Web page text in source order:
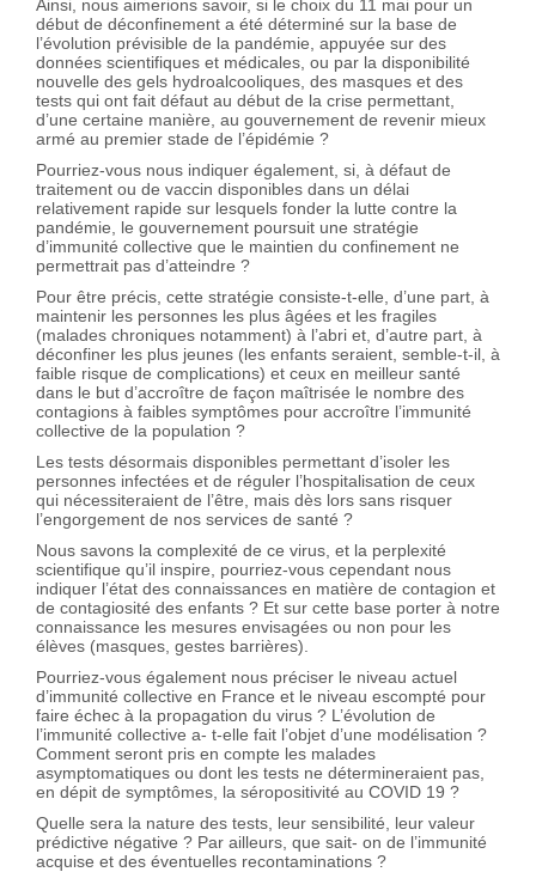
Ainsi, nous aimerions savoir, si le choix du 11 mai pour un
début de déconfinement a été déterminé sur la base de
l’évolution prévisible de la pandémie, appuyée sur des
données scientifiques et médicales, ou par la disponibilité
nouvelle des gels hydroalcooliques, des masques et des
tests qui ont fait défaut au début de la crise permettant,
d’une certaine manière, au gouvernement de revenir mieux
armé au premier stade de l’épidémie ?
Pourriez-vous nous indiquer également, si, à défaut de
traitement ou de vaccin disponibles dans un délai
relativement rapide sur lesquels fonder la lutte contre la
pandémie, le gouvernement poursuit une stratégie
d’immunité collective que le maintien du confinement ne
permettrait pas d’atteindre ?
Pour être précis, cette stratégie consiste-t-elle, d’une part, à
maintenir les personnes les plus âgées et les fragiles
(malades chroniques notamment) à l’abri et, d’autre part, à
déconfiner les plus jeunes (les enfants seraient, semble-t-il, à
faible risque de complications) et ceux en meilleur santé
dans le but d’accroître de façon maîtrisée le nombre des
contagions à faibles symptômes pour accroître l’immunité
collective de la population ?
Les tests désormais disponibles permettant d’isoler les
personnes infectées et de réguler l’hospitalisation de ceux
qui nécessiteraient de l’être, mais dès lors sans risquer
l’engorgement de nos services de santé ?
Nous savons la complexité de ce virus, et la perplexité
scientifique qu’il inspire, pourriez-vous cependant nous
indiquer l’état des connaissances en matière de contagion et
de contagiosité des enfants ? Et sur cette base porter à notre
connaissance les mesures envisagées ou non pour les
élèves (masques, gestes barrières).
Pourriez-vous également nous préciser le niveau actuel
d’immunité collective en France et le niveau escompté pour
faire échec à la propagation du virus ? L’évolution de
l’immunité collective a- t-elle fait l’objet d’une modélisation ?
Comment seront pris en compte les malades
asymptomatiques ou dont les tests ne détermineraient pas,
en dépit de symptômes, la séropositivité au COVID 19 ?
Quelle sera la nature des tests, leur sensibilité, leur valeur
prédictive négative ? Par ailleurs, que sait- on de l’immunité
acquise et des éventuelles recontaminations ?